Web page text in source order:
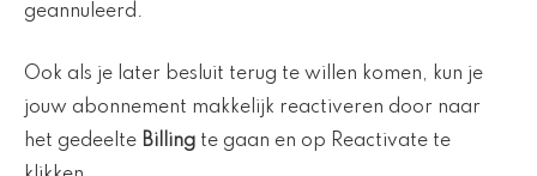
geannuleerd.
Ook als je later besluit terug te willen komen, kun je
jouw abonnement makkelijk reactiveren door naar
het gedeelte Billing te gaan en op Reactivate te